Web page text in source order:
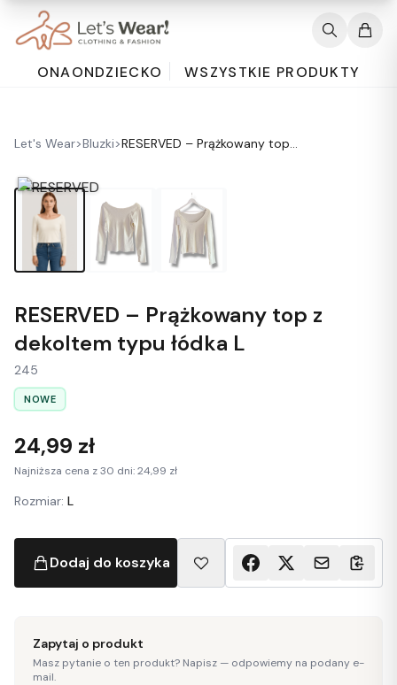
ONAONDZIECKO WSZYSTKIE PRODUKTY
Let's Wear>Bluzki> RESERVED – Prążkowany top z dekoltem typu łódka L
RESERVED – Prążkowany top z
dekoltem typu łódka L
245
NOWE
24,99 zł
Najniższa cena z 30 dni: 24,99 zł
Rozmiar: L
Dodaj do koszyka
Zapytaj o produkt
Masz pytanie o ten produkt? Napisz — odpowiemy na podany e-
mail.